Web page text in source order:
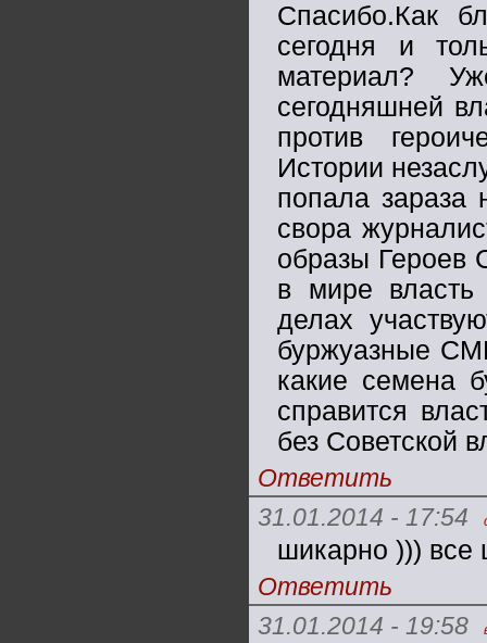
Спасибо.Как
сегодня и
материал?
сегодняшней
против
Истории
попала зараза
свора
образы Героев
в мире власть
делах
буржуазные
какие семена
справится
без Советской
Ответить
31.01.2014 - 17:54
шикарно ))) все
Ответить
31.01.2014 - 19:58